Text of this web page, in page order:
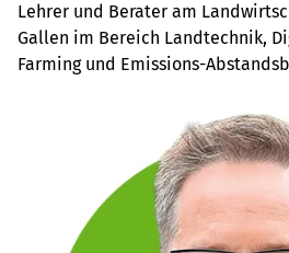
Lehrer und Berater am
Gallen im Bereich Landtechnik,
Farming und Emissions-